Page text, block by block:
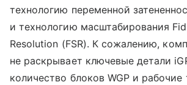
технологию переменной
и технологию масштабирования
Resolution (FSR). К сожалению,
не раскрывает ключевые детали
количество блоков WGP и рабочие